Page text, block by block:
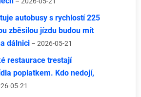
autobusy s rychlostí 225
zběsilou jízdu budou mít
dálnici – 2026-05-21
restaurace trestají
poplatkem. Kdo nedojí,
05-21